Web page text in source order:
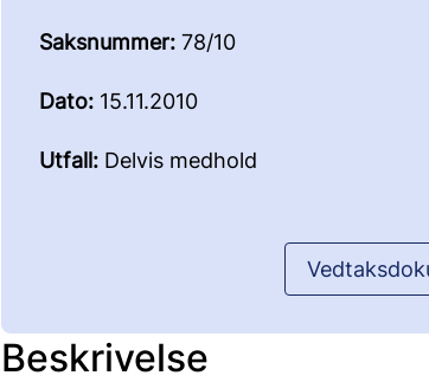
Saksnummer: 78/10
Dato: 15.11.2010
Utfall: Delvis medhold
Beskrivelse